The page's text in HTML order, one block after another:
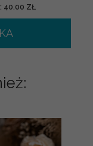
40.00 ZŁ